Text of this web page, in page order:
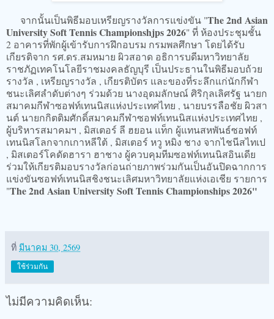
จากนั้นเป็นพิธีมอบเหรียญรางวัลการแข่งขัน "The2nd Asian
University Soft Tennis Championshjps 2026" ที่ ห้องประชุมชั้น
2 อาคารที่พักผู้เข้ารับการฝึกอบรม กรมพลศึกษา โดยได้รับ
เกียรติจาก รศ.ดร.สมหมาย ผิวสอาด อธิการบดีมหาวิทยาลัย
ราชภัฏเทคโนโลยีราชมงคลธัญบุรี เป็นประธานในพิธีมอบถ้วย
รางวัล , เหรียญรางวัล , เกียรติบัตร และของที่ระลึกแก่นักกีฬา
ชนะเลิศลำดับต่างๆ ร่วมด้วย นางอุดมลักษณ์ ศิริกุลเลิศรัฐ นายก
สมาคมกีฬาซอฟท์เทนนิสแห่งประเทศไทย , นายบรรลือชัย ผิวสา
นต์ นายกกิตติมศักดิ์สมาคมกีฬาซอฟท์เทนนิสแห่งประเทศไทย ,
ผู้บริหารสมาคมฯ , มิสเตอร์ ลี ฮยอน แท็ก ผู้แทนสหพันธ์ซอฟท์
เทนนิสโลกจากเกาหลีใต้ , มิสเตอร์ หวู หมิง ชาง จากไชนีสไทเป
, มิสเตอร์โคดัดฮารา ฮาชาง ผู้ควบคุมทีมซอฟท์เทนนิสอินเดีย
ร่วมให้เกียรติมอบรางวัลก่อนถ่ายภาพร่วมกันเป็นอันปิดฉากการ
แข่งขันซอฟท์เทนนิสชิงชนะเลิศมหาวิทยาลัยแห่งเอเชีย รายการ
"The 2nd Asian University Soft Tennis Championships 2026"
ที่ มีนาคม 30, 2569
ใช้ร่วมกัน
ไม่มีความคิดเห็น: